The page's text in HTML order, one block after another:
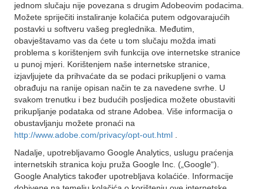
jednom slučaju nije povezana s drugim Adobeovim podacima.
Možete spriječiti instaliranje kolačića putem odgovarajućih
postavki u softveru vašeg preglednika. Međutim,
obavještavamo vas da ćete u tom slučaju možda imati
problema s korištenjem svih funkcija ove internetske stranice
u punoj mjeri. Korištenjem naše internetske stranice,
izjavljujete da prihvaćate da se podaci prikupljeni o vama
obrađuju na ranije opisan način te za navedene svrhe. U
svakom trenutku i bez budućih posljedica možete obustaviti
prikupljanje podataka od strane Adobea. Više informacija o
obustavljanju možete pronaći na
http://www.adobe.com/privacy/opt-out.html
Nadalje, upotrebljavamo Google Analytics, uslugu praćenja
internetskih stranica koju pruža Google Inc. („Google“).
Google Analytics također upotrebljava kolaćiće. Informacije